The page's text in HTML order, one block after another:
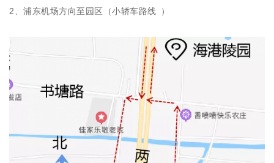
2、浦东机场方向至园区（小轿车路线 ）